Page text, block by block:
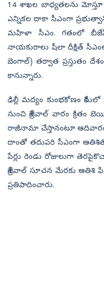
14 శాఖల బాధ్యతలను
ఎన్నికల దాకా సీఎంగా
మహిళా సీఎం. గతంలో బీజేపీ
నాయకురాలు షీలా దీక్షిత్‌
బెంగాల్‌) తర్వాత ప్రస్తుతం
కానున్నారు.
ఢిల్లీ మద్యం కుంభకోణం
నుంచి కేజ్రీవాల్‌ వారం
రాజీనామా చేస్తానంటూ ఆదివారం
దాంతో తదుపరి సీఎంగా
పేర్లు రెండు రోజులుగా
కేజ్రీవాల్‌ సూచన మేరకు ఆతిశి
ప్రతిపాదించారు.